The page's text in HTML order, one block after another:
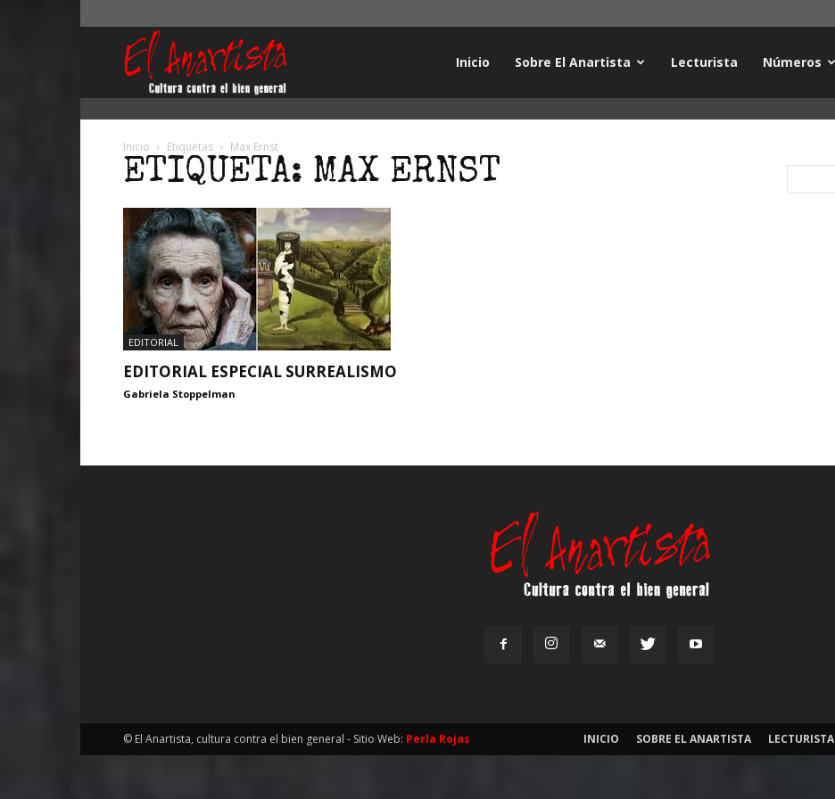
Inicio Sobre El Anartista Lecturista Números
Inicio Etiquetas Max Ernst
ETIQUETA: MAX ERNST
EDITORIAL
EDITORIAL ESPECIAL SURREALISMO
Gabriela Stoppelman
INICIO SOBRE EL ANARTISTA LECTURISTA
© El Anartista, cultura contra el bien general - Sitio Web: Perla Rojas